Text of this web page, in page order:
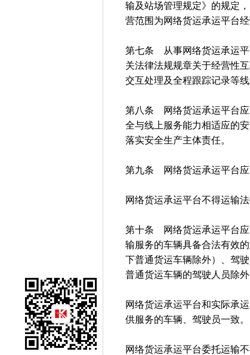
输及站场管理规定》的规定
营范围为网络货运承运平台经
第七条 从事网络货运承运平
关法律法规规章关于经营性
交互处理及全程跟踪记录等线
第八条 网络货运承运平台应
全与线上服务能力相适应的
落实安全生产主体责任。
第九条 网络货运承运平台应
网络货运承运平台不得运输
第十条 网络货运承运平台应
输服务的车辆具备合法有效
下普通货运车辆除外）、驾
普通货运车辆的驾驶人员除外
网络货运承运平台和实际承
供服务的车辆、驾驶员一致。
网络货运承运平台委托运输